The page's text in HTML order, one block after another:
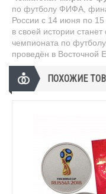
по футболу ФИФА,
России с 14 июня по
в своей истории
чемпионата по
проведён в Восточной
ПОХОЖИЕ